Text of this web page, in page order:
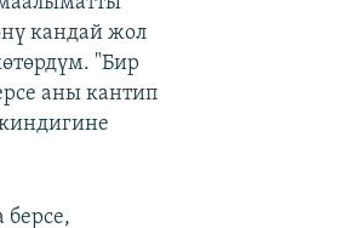
кандай жол
"Бир
аны кантип
берсе,